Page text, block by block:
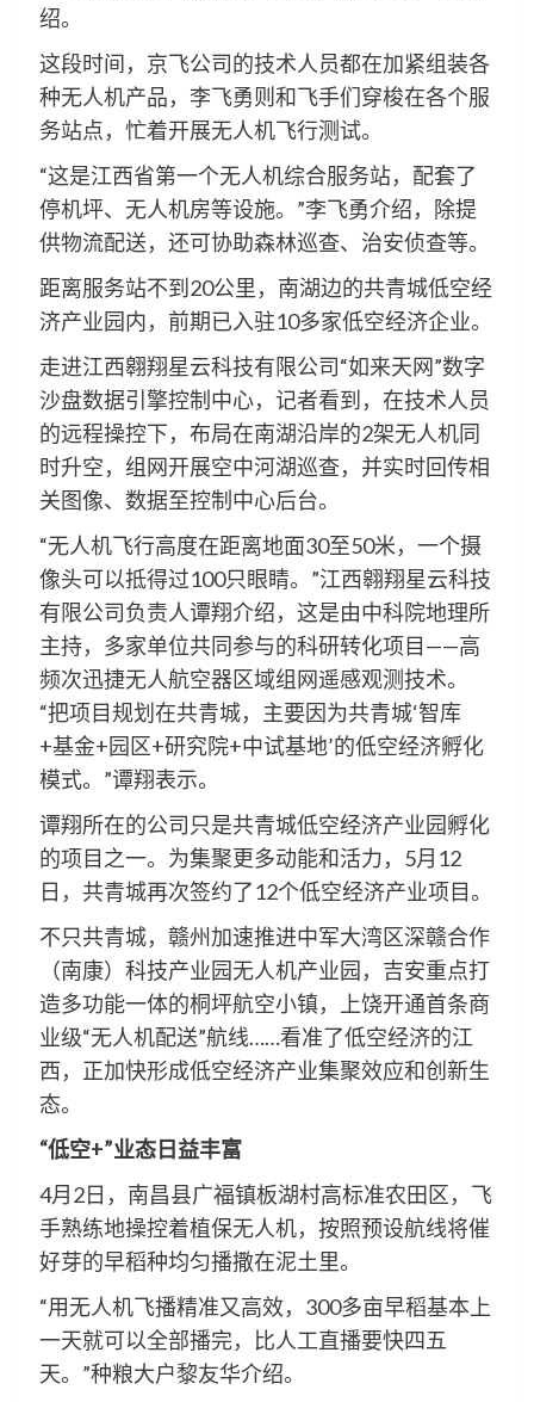
绍。
这段时间，京飞公司的技术人员都在加紧组装各
种无人机产品，李飞勇则和飞手们穿梭在各个服
务站点，忙着开展无人机飞行测试。
“这是江西省第一个无人机综合服务站，配套了
停机坪、无人机房等设施。”李飞勇介绍，除提
供物流配送，还可协助森林巡查、治安侦查等。
距离服务站不到20公里，南湖边的共青城低空经
济产业园内，前期已入驻10多家低空经济企业。
走进江西翱翔星云科技有限公司“如来天网”数字
沙盘数据引擎控制中心，记者看到，在技术人员
的远程操控下，布局在南湖沿岸的2架无人机同
时升空，组网开展空中河湖巡查，并实时回传相
关图像、数据至控制中心后台。
“无人机飞行高度在距离地面30至50米，一个摄
像头可以抵得过100只眼睛。”江西翱翔星云科技
有限公司负责人谭翔介绍，这是由中科院地理所
主持，多家单位共同参与的科研转化项目——高
频次迅捷无人航空器区域组网遥感观测技术。
“把项目规划在共青城，主要因为共青城‘智库
+基金+园区+研究院+中试基地’的低空经济孵化
模式。”谭翔表示。
谭翔所在的公司只是共青城低空经济产业园孵化
的项目之一。为集聚更多动能和活力，5月12
日，共青城再次签约了12个低空经济产业项目。
不只共青城，赣州加速推进中军大湾区深赣合作
（南康）科技产业园无人机产业园，吉安重点打
造多功能一体的桐坪航空小镇，上饶开通首条商
业级“无人机配送”航线……看准了低空经济的江
西，正加快形成低空经济产业集聚效应和创新生
态。
“低空+”业态日益丰富
4月2日，南昌县广福镇板湖村高标准农田区，飞
手熟练地操控着植保无人机，按照预设航线将催
好芽的早稻种均匀播撒在泥土里。
“用无人机飞播精准又高效，300多亩早稻基本上
一天就可以全部播完，比人工直播要快四五
天。”种粮大户黎友华介绍。